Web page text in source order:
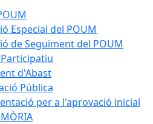
Especial del POUM
de Seguiment del POUM
d'Abast
Pública
per a l'aprovació inicial